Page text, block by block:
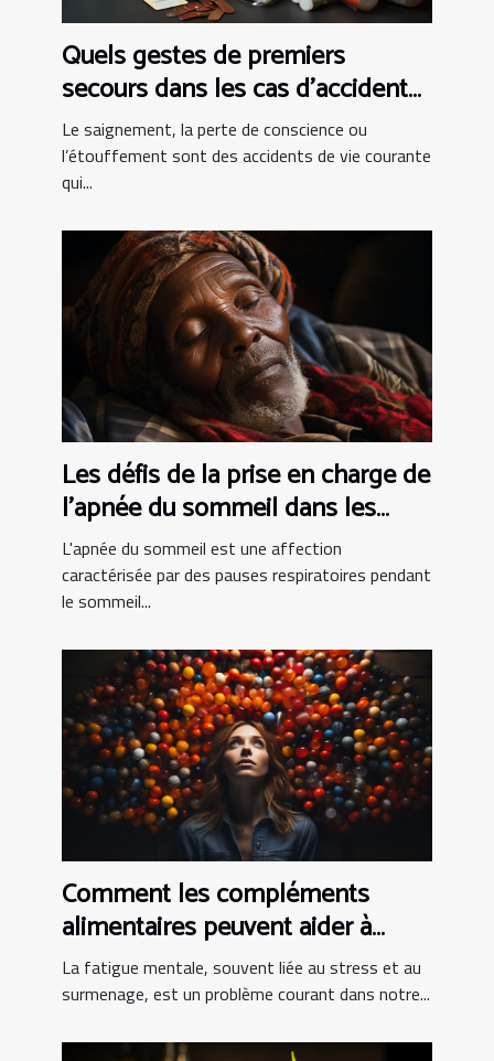
Quels gestes de premiers
secours dans les cas d’accident
de vie courante ?
Le saignement, la perte de conscience ou
l’étouffement sont des accidents de vie courante
qui...
Les défis de la prise en charge de
l'apnée du sommeil dans les
pays en développement
L'apnée du sommeil est une affection
caractérisée par des pauses respiratoires pendant
le sommeil...
Comment les compléments
alimentaires peuvent aider à
combattre la fatigue mentale
La fatigue mentale, souvent liée au stress et au
surmenage, est un problème courant dans notre...